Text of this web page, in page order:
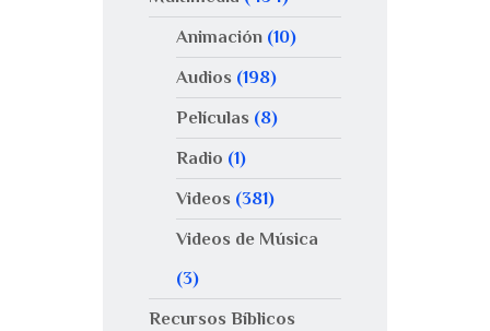
Animación(10)
Audios (198)
Películas (8)
Radio (1)
Videos (381)
Videos de Música
(3)
Recursos Bíblicos